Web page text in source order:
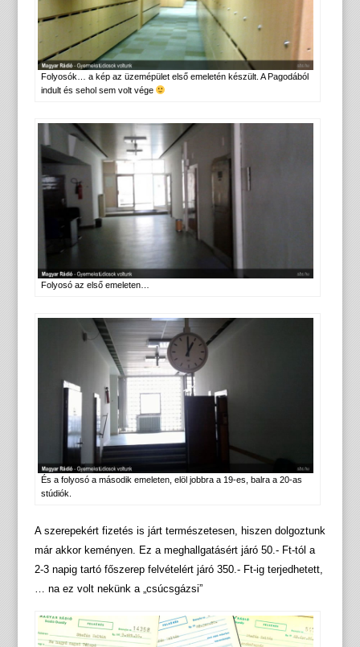
Folyosók… a kép az üzemépület első emeletén készült. A Pagodából
indult és sehol sem volt vége
Folyosó az első emeleten…
És a folyosó a második emeleten, elöl jobbra a 19-es, balra a 20-as
stúdiók.
A szerepekért fizetés is járt természetesen, hiszen dolgoztunk
már akkor keményen. Ez a meghallgatásért járó 50.- Ft-tól a
2-3 napig tartó főszerep felvételért járó 350.- Ft-ig terjedhetett,
… na ez volt nekünk a „csúcsgázsi”